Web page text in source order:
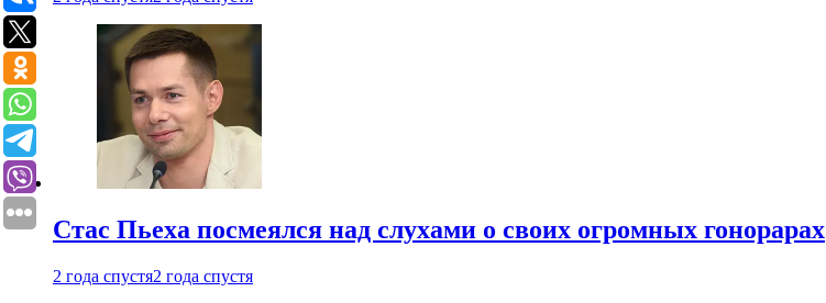
Стас Пьеха посмеялся над слухами о своих огромных гонорарах
2 года спустя2 года спустя